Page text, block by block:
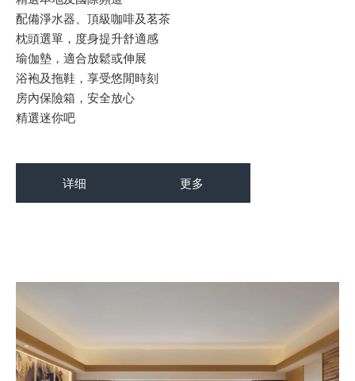
配備淨水器、頂級咖啡及茗茶
枕頭選單，度身提升舒適感
瑜伽墊，適合放鬆或伸展
浴袍及拖鞋，享受悠閒時刻
房內保險箱，安全放心
精選迷你吧
详细 更多